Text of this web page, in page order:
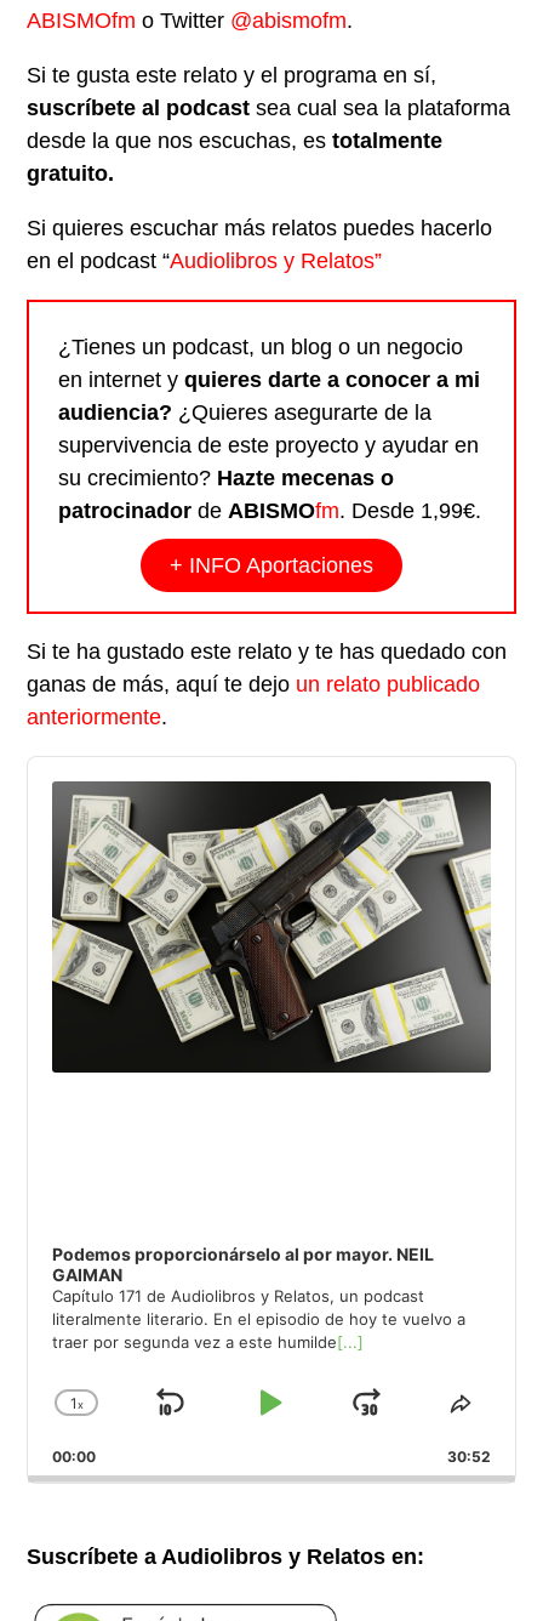
ABISMOfm o Twitter @abismofm.
Si te gusta este relato y el programa en sí,
suscríbete al podcastsea cual sea la plataforma
desde la que nos escuchas, estotalmente
gratuito.
Si quieres escuchar más relatos puedes hacerlo
en el podcast “Audiolibros y Relatos”
¿Tienes un podcast, un blog o un negocio
en internet yquieres darte a conocer a mi
audiencia? ¿Quieres asegurarte de la
supervivencia de este proyecto y ayudar en
su crecimiento? Hazte mecenas o
patrocinador de ABISMOfm. Desde 1,99€.
+ INFO Aportaciones
Si te ha gustado este relato y te has quedado con
ganas de más, aquí te dejo un relato publicado
anteriormente.
Audio
Player
Podemos proporcionárselo al por mayor. NEIL
GAIMAN
Capítulo 171 de Audiolibros y Relatos, un podcast
literalmente literario. En el episodio de hoy te vuelvo a
traer por segunda vez a este humilde[...]
Cambiar
velocidad
de
1x
Saltar
atrás
Reproducir
Pausar
Avanzar
00:00 30:52
Suscríbete a Audiolibros y Relatos en: